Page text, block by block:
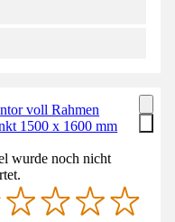
voll Rahmen
1500 x 1600 mm
wurde noch nicht